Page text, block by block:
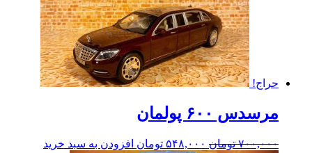
حراج!
مرسدس ۶۰۰ پولمان
۷۰۰,۰۰۰ تومان ۵۴۸,۰۰۰ تومان افزودن به سبد خرید